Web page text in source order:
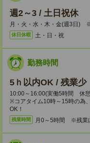
週2～3 / 土日祝休
月・火・水・木・金(週3日)
休日休暇 土・日・祝
勤務時間
5ｈ以内OK / 残業少
10:00～16:00(実働5時間 休
※コアタイム10時～15時の為
OK！
残業時間 月0～5時間 ※残業